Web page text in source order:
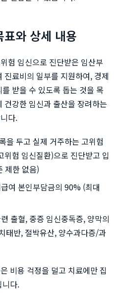
와 상세 내용
험 임신으로 진단받은 임산부
료비의 일부를 지원하여, 경제
받을 수 있도록 돕는 것을 목
강한 임신과 출산을 장려하는
다.
을 두고 실제 거주하는 고위험
험 임신질환)으로 진단받고 입
제한 없음)
여 본인부담금의 90% (최대
출혈, 중증 임신중독증, 양막의
태반, 절박유산, 양수과다증/과
비용 걱정을 덜고 치료에만 집
니다.